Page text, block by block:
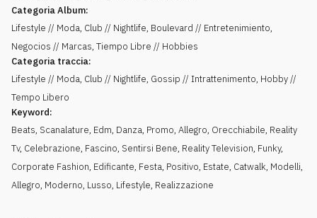
Categoria Album:
Lifestyle // Moda, Club // Nightlife, Boulevard // Entretenimiento,
Negocios // Marcas, Tiempo Libre // Hobbies
Categoria traccia:
Lifestyle // Moda, Club // Nightlife, Gossip // Intrattenimento, Hobby //
Tempo Libero
Keyword:
Beats, Scanalature, Edm, Danza, Promo, Allegro, Orecchiabile, Reality
Tv, Celebrazione, Fascino, Sentirsi Bene, Reality Television, Funky,
Corporate Fashion, Edificante, Festa, Positivo, Estate, Catwalk, Modelli,
Allegro, Moderno, Lusso, Lifestyle, Realizzazione